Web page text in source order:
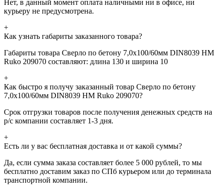
Нет, в данный момент оплата наличными ни в офисе, ни
курьеру не предусмотрена.
+
Как узнать габариты заказанного товара?
Габариты товара Сверло по бетону 7,0x100/60мм DIN8039 HM
Ruko 209070 составляют: длина 130 и ширина 10
+
Как быстро я получу заказанный товар Сверло по бетону
7,0x100/60мм DIN8039 HM Ruko 209070?
Срок отгрузки товаров после получения денежных средств на
р/с компании составляет 1-3 дня.
+
Есть ли у вас бесплатная доставка и от какой суммы?
Да, если сумма заказа составляет более 5 000 рублей, то мы
бесплатно доставим заказ по СПб курьером или до терминала
транспортной компании.